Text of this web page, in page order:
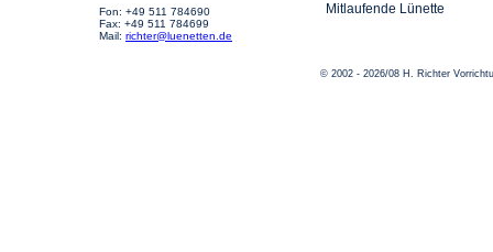
Fon: +49 511 784690
Fax: +49 511 784699
Mail: richter@luenetten.de
Mitlaufende Lünette
© 2002 - 2026/08 H. Richter